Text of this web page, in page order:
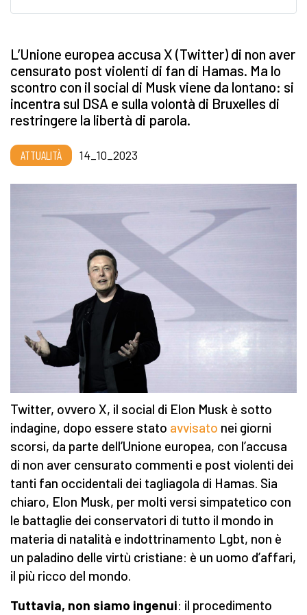
L’Unione europea accusa X (Twitter) di non aver
censurato post violenti di fan di Hamas. Ma lo
scontro con il social di Musk viene da lontano: si
incentra sul DSA e sulla volontà di Bruxelles di
restringere la libertà di parola.
ATTUALITÀ 14_10_2023
Twitter, ovvero X, il social di Elon Musk è sotto
indagine, dopo essere stato avvisato nei giorni
scorsi, da parte dell’Unione europea, con l’accusa
di non aver censurato commenti e post violenti dei
tanti fan occidentali dei tagliagola di Hamas. Sia
chiaro, Elon Musk, per molti versi simpatetico con
le battaglie dei conservatori di tutto il mondo in
materia di natalità e indottrinamento Lgbt, non è
un paladino delle virtù cristiane: è un uomo d’affari,
il più ricco del mondo.
Tuttavia, non siamo ingenui: il procedimento